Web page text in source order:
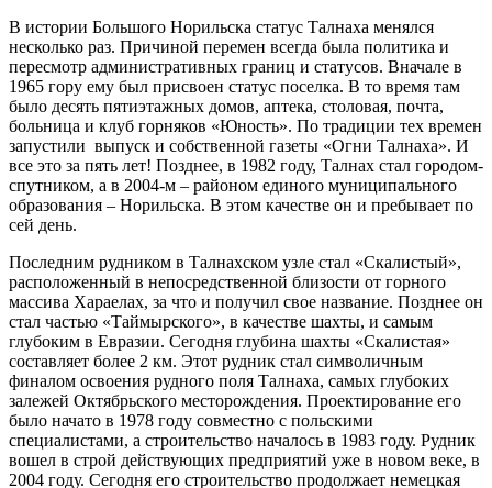
В истории Большого Норильска статус Талнаха менялся
несколько раз. Причиной перемен всегда была политика и
пересмотр административных границ и статусов. Вначале в
1965 гору ему был присвоен статус поселка. В то время там
было десять пятиэтажных домов, аптека, столовая, почта,
больница и клуб горняков «Юность». По традиции тех времен
запустили выпуск и собственной газеты «Огни Талнаха». И
все это за пять лет! Позднее, в 1982 году, Талнах стал городом-
спутником, а в 2004-м – районом единого муниципального
образования – Норильска. В этом качестве он и пребывает по
сей день.
Последним рудником в Талнахском узле стал «Скалистый»,
расположенный в непосредственной близости от горного
массива Хараелах, за что и получил свое название. Позднее он
стал частью «Таймырского», в качестве шахты, и самым
глубоким в Евразии. Сегодня глубина шахты «Скалистая»
составляет более 2 км. Этот рудник стал символичным
финалом освоения рудного поля Талнаха, самых глубоких
залежей Октябрьского месторождения. Проектирование его
было начато в 1978 году совместно с польскими
специалистами, а строительство началось в 1983 году. Рудник
вошел в строй действующих предприятий уже в новом веке, в
2004 году. Сегодня его строительство продолжает немецкая